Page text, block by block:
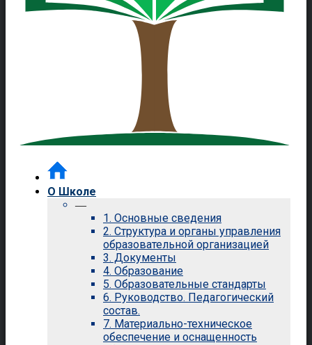
О Школе
—
1. Основные сведения
2. Структура и органы управления
образовательной организацией
3. Документы
4. Образование
5. Образовательные стандарты
6. Руководство. Педагогический
состав.
7. Материально-техническое
обеспечение и оснащенность